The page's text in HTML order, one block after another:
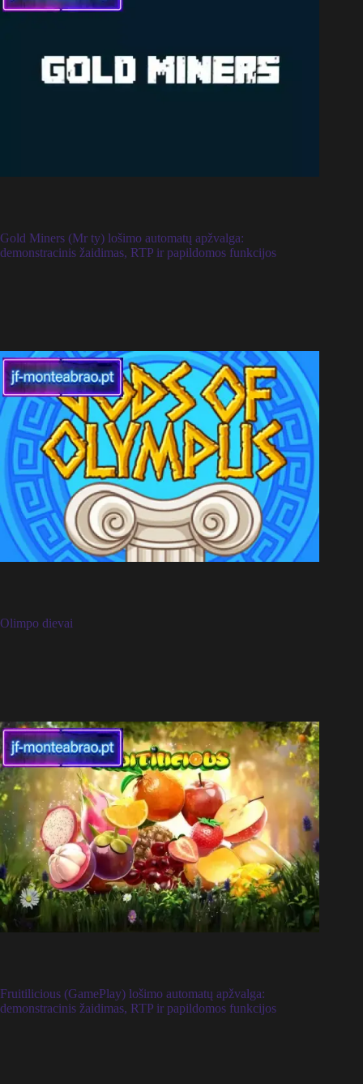
Gold Miners (Mr ty) lošimo automatų apžvalga:
demonstracinis žaidimas, RTP ir papildomos funkcijos
Olimpo dievai
Fruitilicious (GamePlay) lošimo automatų apžvalga:
demonstracinis žaidimas, RTP ir papildomos funkcijos